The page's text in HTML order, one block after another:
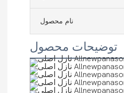
نام محصول
توضیحات محصول